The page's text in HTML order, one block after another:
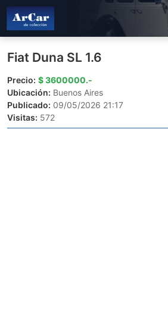
Fiat Duna SL 1.6
Precio: $ 3600000.-
Ubicación: Buenos Aires
Publicado: 09/05/2026 21:17
Visitas: 572